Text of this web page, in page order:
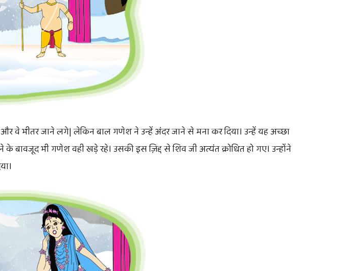
वे भीतर जाने लगे| लेकिन बाल गणेश ने उन्हें अंदर जाने से मना कर दिया। उन्हें यह अच्छा
बावजूद भी गणेश वही खड़े रहे। उसकी इस ज़िद्द से शिव जी अत्यंत क्रोधित हो गए। उन्होंने